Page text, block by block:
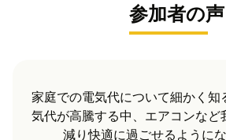
参加者の声
我が家では投資分は7年ほどで回
す。その後も太陽光発電が続くこ